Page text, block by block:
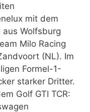
mit dem
Wolfsburg
Milo Racing
(NL). Im
Formel-1-
starker Dritter.
Golf GTI TCR: